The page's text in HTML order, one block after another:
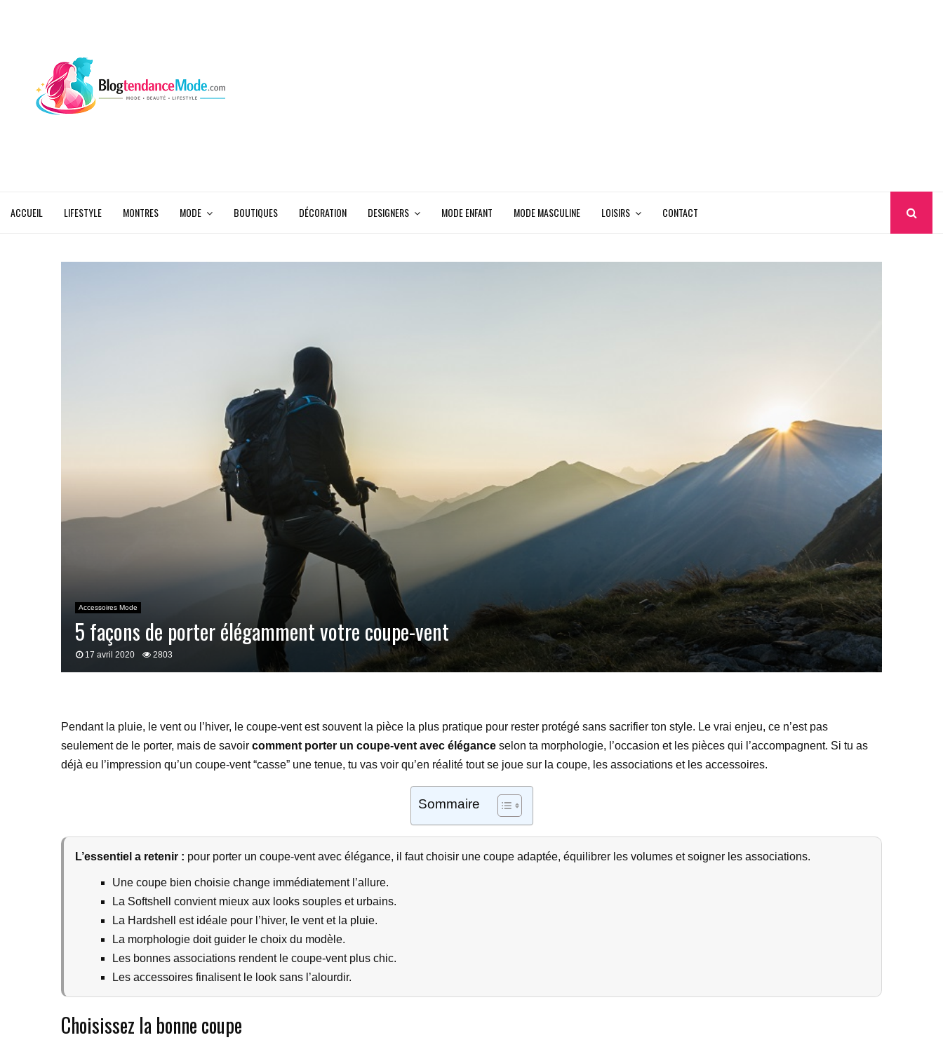
ACCUEIL LIFESTYLE MONTRES MODE BOUTIQUES DÉCORATION DESIGNERS MODE ENFANT MODE MASCULINE LOISIRS CONTACT
Accessoires Mode
5 façons de porter élégamment votre coupe-vent
17 avril 2020 2803
Pendant la pluie, le vent ou l’hiver, le coupe-vent est souvent la pièce la plus pratique pour rester protégé sans sacrifier ton style. Le vrai enjeu, ce n’est pas
seulement de le porter, mais de savoir comment porter un coupe-vent avec élégance selon ta morphologie, l’occasion et les pièces qui l’accompagnent. Si tu as
déjà eu l’impression qu’un coupe-vent “casse” une tenue, tu vas voir qu’en réalité tout se joue sur la coupe, les associations et les accessoires.
Sommaire
L’essentiel a retenir : pour porter un coupe-vent avec élégance, il faut choisir une coupe adaptée, équilibrer les volumes et soigner les associations.
Une coupe bien choisie change immédiatement l’allure.
La Softshell convient mieux aux looks souples et urbains.
La Hardshell est idéale pour l’hiver, le vent et la pluie.
La morphologie doit guider le choix du modèle.
Les bonnes associations rendent le coupe-vent plus chic.
Les accessoires finalisent le look sans l’alourdir.
Choisissez la bonne coupe